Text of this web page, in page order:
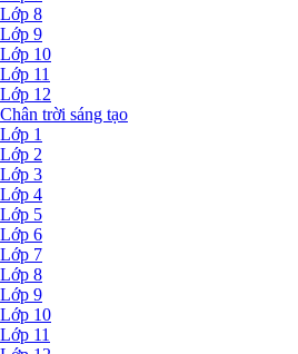
Lớp 8
Lớp 9
Lớp 10
Lớp 11
Lớp 12
Chân trời sáng tạo
Lớp 1
Lớp 2
Lớp 3
Lớp 4
Lớp 5
Lớp 6
Lớp 7
Lớp 8
Lớp 9
Lớp 10
Lớp 11